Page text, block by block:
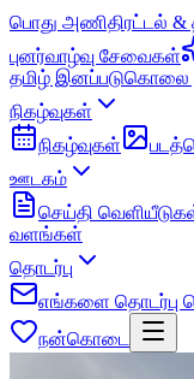
பொது அணிதிரட்டல்
புனர்வாழ்வு சேவைகள்
தமிழ் இனப்படுகொலை
நிகழ்வுகள்
நிகழ்வுகள்
ஊடகம்
செய்தி
வளங்கள்
தொடர்பு
எங்களை தொடர்பு
நன்கொடை